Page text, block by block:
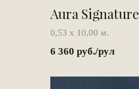
Aura Signature
0,53 х 10,00 м.
6 360 руб./рул